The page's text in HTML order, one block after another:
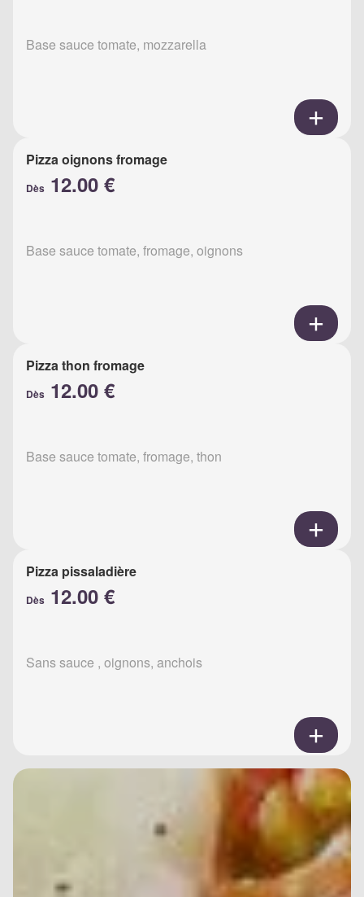
Base sauce tomate, mozzarella
Pizza oignons fromage
Dès 12.00 €
Base sauce tomate, fromage, oignons
Pizza thon fromage
Dès 12.00 €
Base sauce tomate, fromage, thon
Pizza pissaladière
Dès 12.00 €
Sans sauce , oignons, anchois